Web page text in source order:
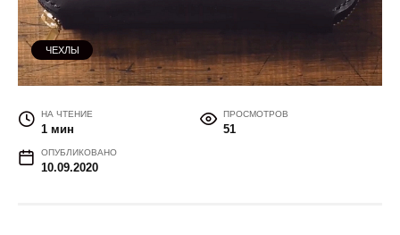
ЧЕХЛЫ
НА ЧТЕНИЕ
1 мин
ПРОСМОТРОВ
51
ОПУБЛИКОВАНО
10.09.2020